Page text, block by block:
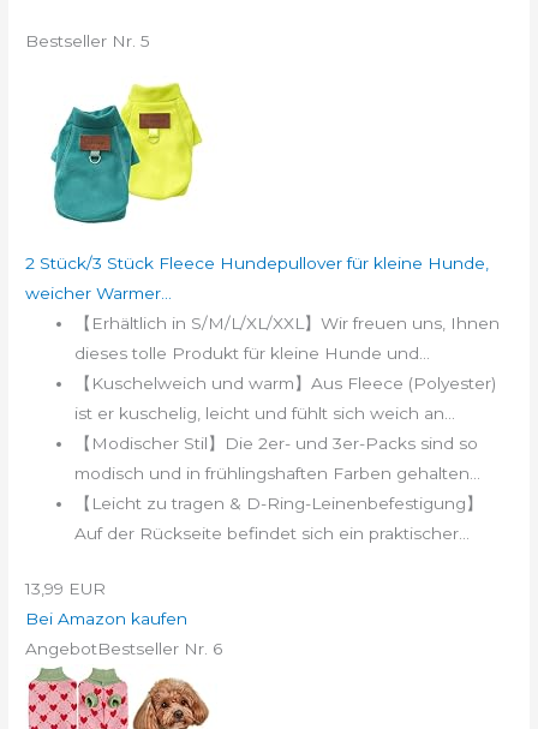
Bestseller Nr. 5
2 Stück/3 Stück Fleece Hundepullover für kleine Hunde,
weicher Warmer...
【Erhältlich in S/M/L/XL/XXL】Wir freuen uns, Ihnen
dieses tolle Produkt für kleine Hunde und...
【Kuschelweich und warm】Aus Fleece (Polyester)
ist er kuschelig, leicht und fühlt sich weich an...
【Modischer Stil】Die 2er- und 3er-Packs sind so
modisch und in frühlingshaften Farben gehalten...
【Leicht zu tragen & D-Ring-Leinenbefestigung】
Auf der Rückseite befindet sich ein praktischer...
13,99 EUR
Bei Amazon kaufen
AngebotBestseller Nr. 6